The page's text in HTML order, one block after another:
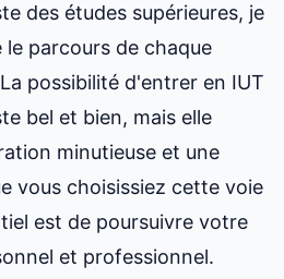
des études supérieures, je
parcours de chaque
possibilité d'entrer en IUT
bel et bien, mais elle
minutieuse et une
vous choisissiez cette voie
est de poursuivre votre
et professionnel.